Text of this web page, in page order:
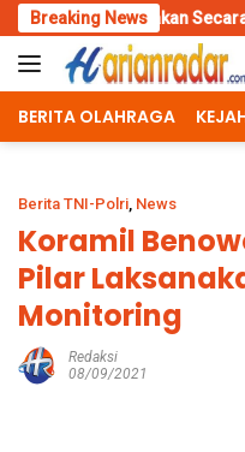
Skip
to
content
Breaking News
Secara Profesional
BERITA OLAHRAGA
Berita TNI-Polri, News
Koramil
Pilar
Monitoring
Redaksi
08/09/2021